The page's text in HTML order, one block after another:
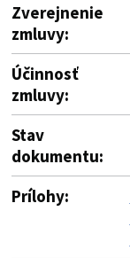
Zverejnenie
zmluvy:
Účinnosť
zmluvy:
Stav
dokumentu:
Prílohy: